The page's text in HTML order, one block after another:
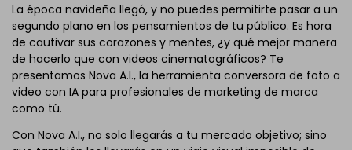
La época navideña llegó, y no puedes permitirte pasar a un
segundo plano en los pensamientos de tu público. Es hora
de cautivar sus corazones y mentes, ¿y qué mejor manera
de hacerlo que con videos cinematográficos? Te
presentamos Nova A.I., la herramienta conversora de foto a
video con IA para profesionales de marketing de marca
como tú.
Con Nova A.I., no solo llegarás a tu mercado objetivo; sino